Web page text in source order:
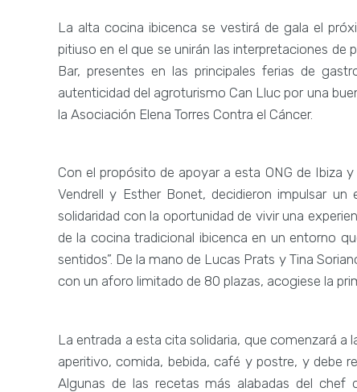
La alta cocina ibicenca se vestirá de gala el
pitiuso en el que se unirán las interpretaciones de
Bar, presentes en las principales ferias de
autenticidad del agroturismo Can Lluc por una
la Asociación Elena Torres Contra el Cáncer.
Con el propósito de apoyar a esta ONG de Ibiza
Vendrell y Esther Bonet, decidieron impulsar
solidaridad con la oportunidad de vivir una
de la cocina tradicional ibicenca en un entorno
sentidos”. De la mano de Lucas Prats y Tina
con un aforo limitado de 80 plazas, acogiese la
La entrada a esta cita solidaria, que comenzará a
aperitivo, comida, bebida, café y postre, y debe
Algunas de las recetas más alabadas del chef